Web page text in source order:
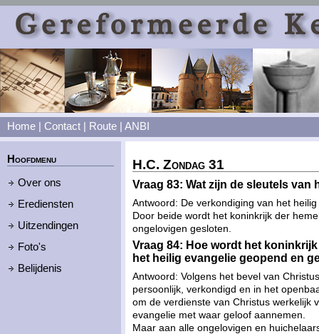
Home | Contact | Route | ANBI
Hoofdmenu
Over ons
Erediensten
Uitzendingen
Foto's
Belijdenis
H.C. Zondag 31
Vraag 83: Wat zijn de sleutels
Antwoord: De verkondiging van het
Door beide wordt het koninkrijk der
ongelovigen gesloten.
Vraag 84: Hoe wordt het
het heilig evangelie geopend en
Antwoord: Volgens het bevel van
persoonlijk, verkondigd en in het
om de verdienste van Christus werkelijk
evangelie met waar geloof aannemen.
Maar aan alle ongelovigen en